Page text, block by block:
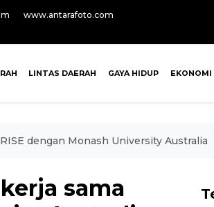
www.antarafoto.com
LINTAS DAERAH GAYA HIDUP EKONOMI
dengan Monash University Australia
sama